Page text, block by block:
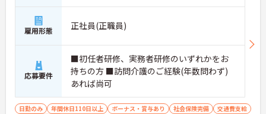
雇用形態 正社員(正職員)
応募要件
■初任者研修、実務者研修のいずれかをお
持ちの方 ■訪問介護のご経験(年数問わず)
あれば尚可
日勤のみ 年間休日110日以上 ボーナス・賞与あり 社会保険完備
交通費支給